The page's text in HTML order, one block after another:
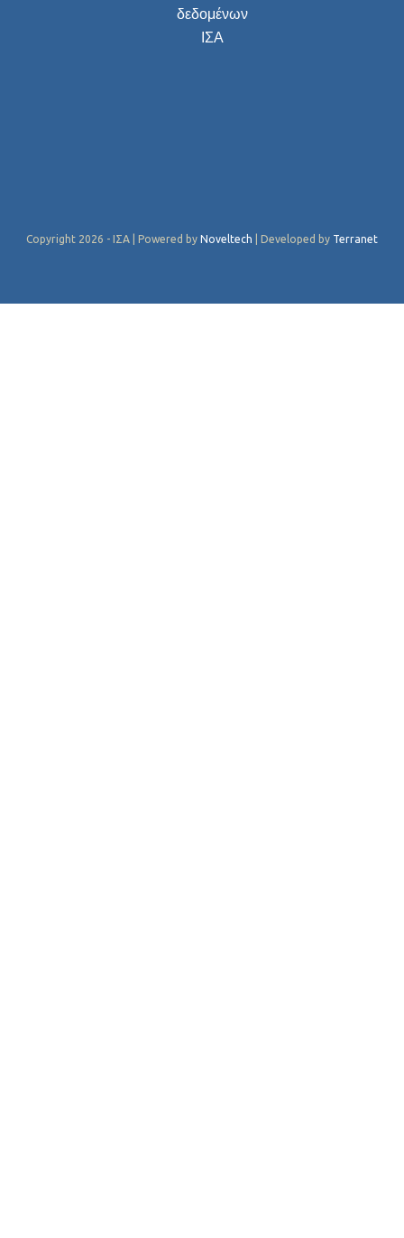
δεδομένων
ΙΣΑ
Copyright 2026 - ΙΣΑ | Powered by Noveltech | Developed by Terranet